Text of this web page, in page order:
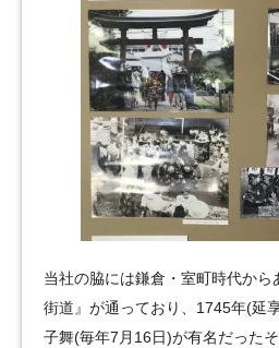
当社の脇には鎌倉・室町時代から
街道』が通っており、1745年(延
子舞(毎年7月16日)が有名だった